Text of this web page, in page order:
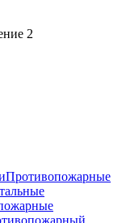
2
Противопожарные